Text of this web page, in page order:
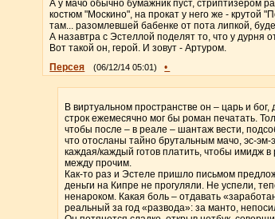
А у мачо обычно бумажник пуст, стриптизером
костюм "Москино", на прокат у него же - крутой
там... разомлевшей бабенке от пота липкой,
А назавтра с Эстеллой поделят то, что у дурня
Вот такой он, герой. И зовут - Артуром.
Персея
(06/12/14 05:01) •
В виртуальном пространстве он – царь и
строк ежемесячно мог бы роман печатать.
чтобы после – в реале – шантаж вести,
что отосланы тайно брутальным мачо, эс-
каждая/каждый готов платить, чтобы имидж
между прочим.
Как-то раз и Эстеле пришло письмом
деньги на Кипре не прогуляли. Не успели,
ненароком. Какая боль – отдавать
реальный за год «развода»: за манто,